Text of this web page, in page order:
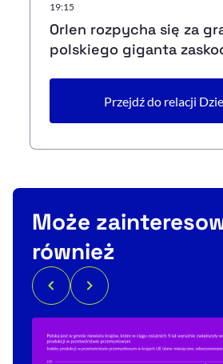
19:15
Orlen rozpycha się za
polskiego giganta
Przejdź do relacji
Może
również